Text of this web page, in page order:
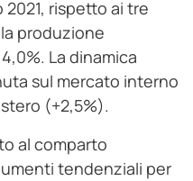
rispetto ai tre
produzione
La dinamica
sul mercato interno
(+2,5%).
al comparto
tendenziali per